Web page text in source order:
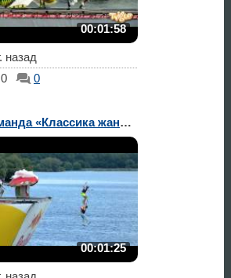
00:01:58
назад
0
0
Команда «Классика жанра»
00:01:25